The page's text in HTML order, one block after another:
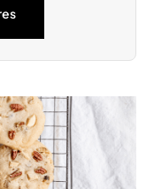
- 18:00